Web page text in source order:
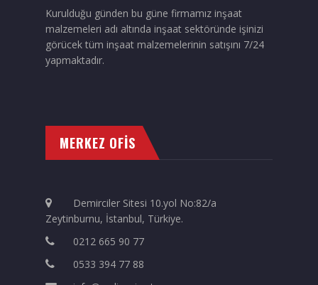
Kurulduğu günden bu güne firmamız inşaat
malzemeleri adı altında inşaat sektöründe işinizi
görücek tüm inşaat malzemelerinin satışını 7/24
yapmaktadır.
MERKEZ OFİS
Demirciler Sitesi 10.yol No:82/a
Zeytinburnu, İstanbul, Türkiye.
0212 665 90 77
0533 394 77 88